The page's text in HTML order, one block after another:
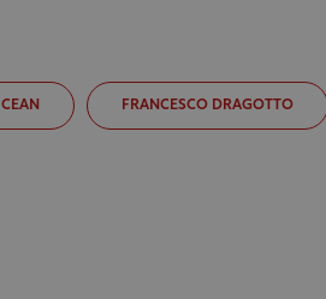
CEAN FRANCESCO DRAGOTTO